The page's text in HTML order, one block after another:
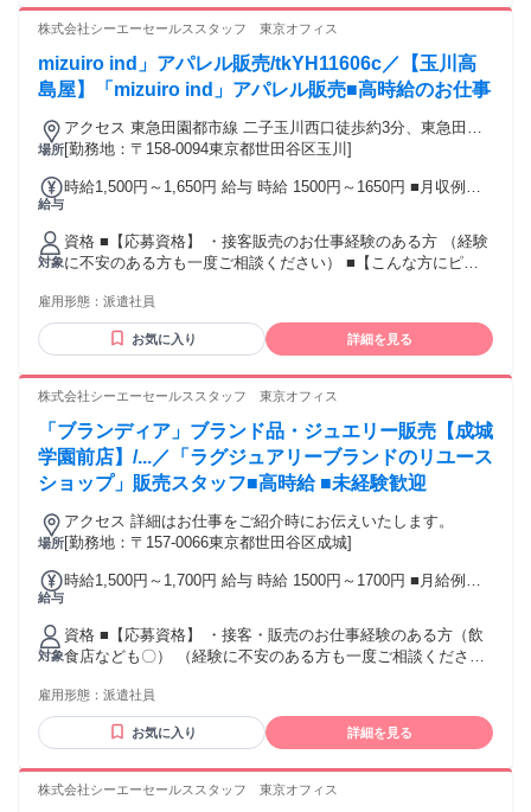
ます。 ※ご経験等により決定致します。 ■昇給あり：年1回 ■
インセンティブ（店長昇格後、業績に応じて支給あり）
※ハローワークで仕事をお探しの方も歓迎！
株式会社シーエーセールススタッフ 東京オフィス
mizuiro ind」アパレル販売/tkYH11606c／【玉川高
島屋】「mizuiro ind」アパレル販売■高時給のお仕事
場所
アクセス 東急田園都市線 二子玉川西口徒歩約3分、東急田園
都市線 二子玉川西口徒歩約3分、東急田園都市線 二子新地東
[勤務地：〒158-0094東京都世田谷区玉川]
給与
時給1,500円～1,650円 給与 時給 1500円～1650円 ■月収例
1600円×実働8時間×22日) +残業代（1.25倍：1分単位で支給）
※時給は経験により変動します。 交通費：交通費支給 【交通
費全額支給】
対象
資格 ■【応募資格】 ・接客販売のお仕事経験のある方 （経験
に不安のある方も一度ご相談ください） ■【こんな方にピッ
られる ・チームワークを大切にできる ■【近隣の路線】東急
田園都市線、東急大井町線
雇用形態： 派遣社員
お気に入り 詳細を見る
株式会社シーエーセールススタッフ 東京オフィス
「ブランディア」ブランド品・ジュエリー販売【成城
学園前店】/...／「ラグジュアリーブランドのリユース
ショップ」販売スタッフ■高時給 ■未経験歓迎
場所
アクセス 詳細はお仕事をご紹介時にお伝えいたします。
[勤務地：〒157-0066東京都世田谷区成城]
給与
時給1,500円～1,700円 給与 時給 1500円～1700円 ■月給例
訳：時給1600円×実働8時間×22日) +残業代（1.25倍：1分単位
で支給） ※時給は経験により変動します。 交通費：交通費支
給 【交通費全額支給】
対象
資格 ■【応募資格】 ・接客・販売のお仕事経験のある方（飲
食店なども〇） （経験に不安のある方も一度ご相談くださ
験のある方 ■【こんな方にピッタリ】 ・人と接することが好
き ・チームワークを大切にできる ■【近隣の沿線】 小田急小
雇用形態： 派遣社員
お気に入り 詳細を見る
株式会社シーエーセールススタッフ 東京オフィス